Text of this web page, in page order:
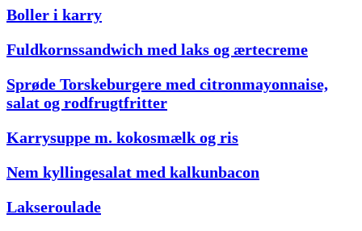
Boller i karry
Fuldkornssandwich med laks og ærtecreme
Sprøde Torskeburgere med citronmayonnaise,
salat og rodfrugtfritter
Karrysuppe m. kokosmælk og ris
Nem kyllingesalat med kalkunbacon
Lakseroulade